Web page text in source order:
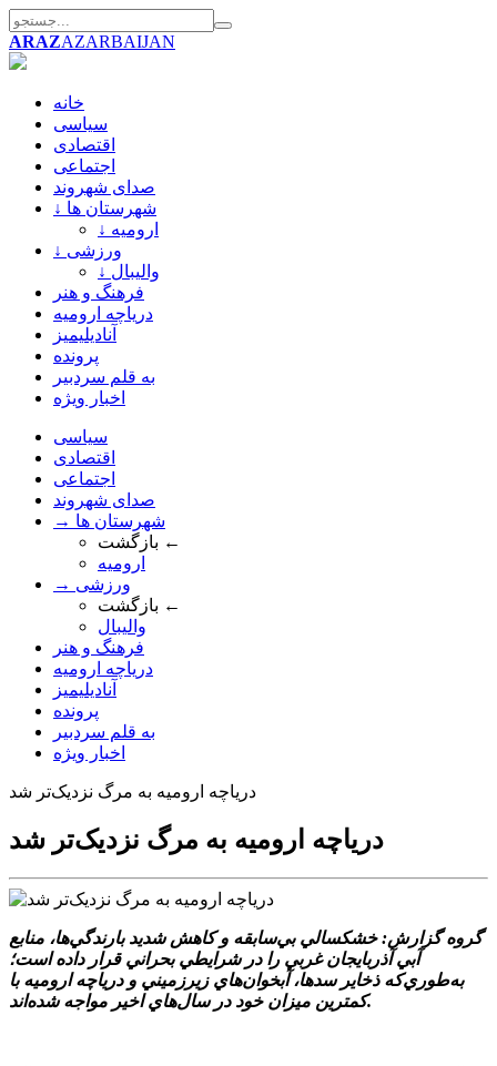
ARAZAZARBAIJAN
خانه
سیاسی
اقتصادی
اجتماعی
صدای شهروند
↓ شهرستان ها
↓ ارومیه
↓ ورزشی
↓ والیبال
فرهنگ و هنر
دریاچه ارومیه
آنادیلیمیز
پرونده
به قلم سردبیر
اخبار ویژه
سیاسی
اقتصادی
اجتماعی
صدای شهروند
→ شهرستان ها
بازگشت ←
ارومیه
→ ورزشی
بازگشت ←
والیبال
فرهنگ و هنر
دریاچه ارومیه
آنادیلیمیز
پرونده
به قلم سردبیر
اخبار ویژه
درياچه اروميه به مرگ نزديک‌تر شد
درياچه اروميه به مرگ نزديک‌تر شد
گروه گزارش: خشکسالي بي‌سابقه و کاهش شديد بارندگي‌ها، منابع
آبي آذربايجان غربي را در شرايطي بحراني قرار داده است؛
به‌طوري‌که ذخاير سدها، آبخوان‌هاي زيرزميني و درياچه اروميه با
کمترين ميزان خود در سال‌هاي اخير مواجه شده‌اند.